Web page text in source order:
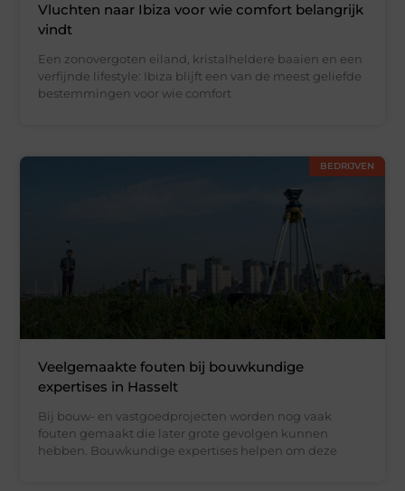
Vluchten naar Ibiza voor wie comfort belangrijk
vindt
Een zonovergoten eiland, kristalheldere baaien en een
verfijnde lifestyle: Ibiza blijft een van de meest geliefde
bestemmingen voor wie comfort
BEDRIJVEN
Veelgemaakte fouten bij bouwkundige
expertises in Hasselt
Bij bouw- en vastgoedprojecten worden nog vaak
fouten gemaakt die later grote gevolgen kunnen
hebben. Bouwkundige expertises helpen om deze